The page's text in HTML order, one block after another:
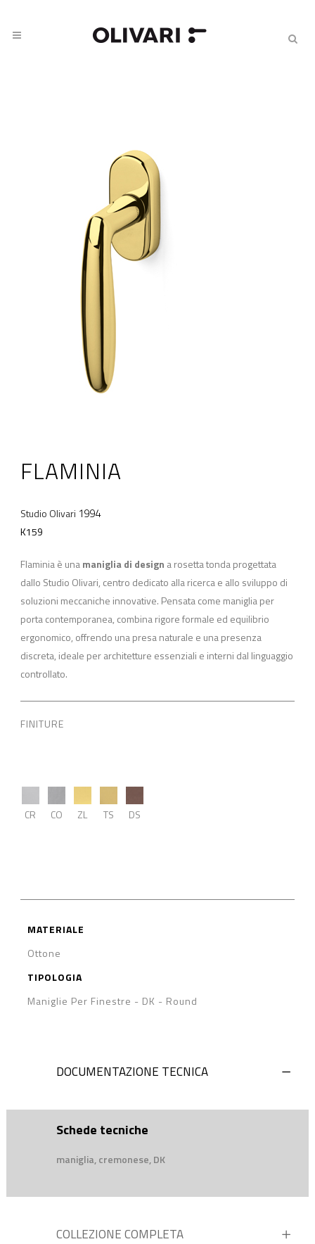
FLAMINIA
Studio Olivari 1994
K159
Flaminia è unamaniglia di design a rosetta tonda progettata
dallo Studio Olivari, centro dedicato alla ricerca e allo sviluppo di
soluzioni meccaniche innovative. Pensata come maniglia per
porta contemporanea, combina rigore formale ed equilibrio
ergonomico, offrendo una presa naturale e una presenza
discreta, ideale per architetture essenziali e interni dal linguaggio
controllato.
FINITURE
CR CO ZL TS DS
MATERIALE
Ottone
TIPOLOGIA
Maniglie Per Finestre - DK - Round
DOCUMENTAZIONE TECNICA
Schede tecniche
maniglia, cremonese, DK
COLLEZIONE COMPLETA